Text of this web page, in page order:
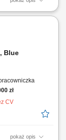
– oferujemy
która z pasją
Twój
Blue
zł
CV
pokaż opis